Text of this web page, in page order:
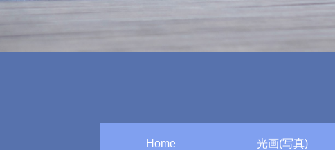
Home 光画(写真)